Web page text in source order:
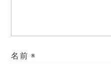
名前 ※